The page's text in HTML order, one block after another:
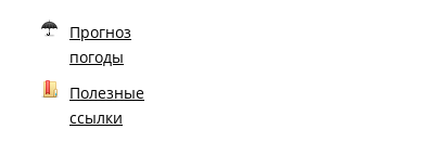
Прогноз
погоды
Полезные
ссылки